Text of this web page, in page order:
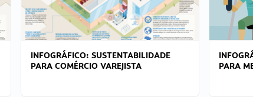
INFOGRÁFICO: SUSTENTABILIDADE
PARA COMÉRCIO VAREJISTA
PARA